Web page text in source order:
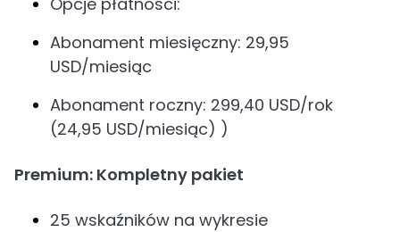
Abonament miesięczny: 29,95
USD/miesiąc
Abonament roczny: 299,40 USD/rok
(24,95 USD/miesiąc) )
Premium: Kompletny pakiet
25 wskaźników na wykresie